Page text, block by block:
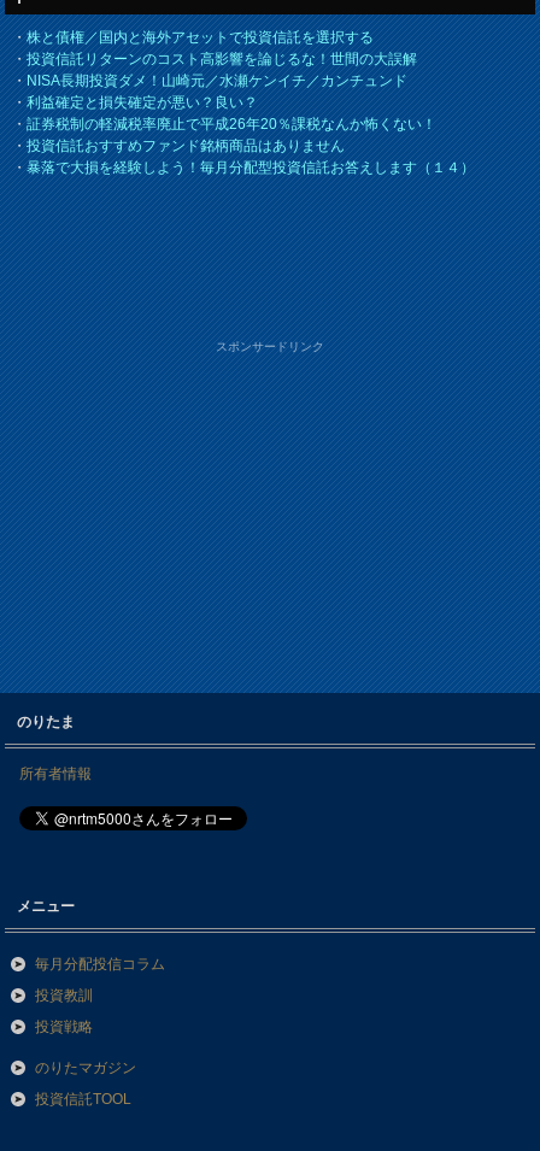
・株と債権／国内と海外アセットで投資信託を選択する
・投資信託リターンのコスト高影響を論じるな！世間の大誤解
・NISA長期投資ダメ！山崎元／水瀬ケンイチ／カンチュンド
・利益確定と損失確定が悪い？良い？
・証券税制の軽減税率廃止で平成26年20％課税なんか怖くない！
・投資信託おすすめファンド銘柄商品はありません
・暴落で大損を経験しよう！毎月分配型投資信託お答えします（１４）
スポンサードリンク
のりたま
所有者情報
メニュー
毎月分配投信コラム
投資教訓
投資戦略
のりたマガジン
投資信託TOOL